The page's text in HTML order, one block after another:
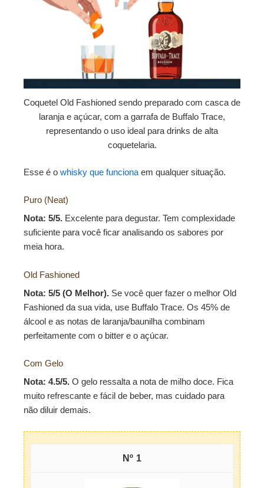
Coquetel Old Fashioned sendo preparado com casca de
laranja e açúcar, com a garrafa de Buffalo Trace,
representando o uso ideal para drinks de alta
coquetelaria.
Esse é o whisky que funciona em qualquer situação.
Puro (Neat)
Nota: 5/5. Excelente para degustar. Tem complexidade
suficiente para você ficar analisando os sabores por
meia hora.
Old Fashioned
Nota: 5/5 (O Melhor). Se você quer fazer o melhor Old
Fashioned da sua vida, use Buffalo Trace. Os 45% de
álcool e as notas de laranja/baunilha combinam
perfeitamente com o bitter e o açúcar.
Com Gelo
Nota: 4.5/5. O gelo ressalta a nota de milho doce. Fica
muito refrescante e fácil de beber, mas cuidado para
não diluir demais.
1